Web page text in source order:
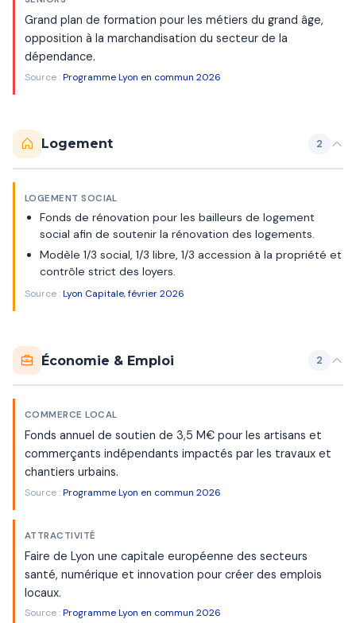
Grand plan de formation pour les métiers du grand âge,
opposition à la marchandisation du secteur de la
dépendance.
Source :Programme Lyon en commun 2026
Logement 2
LOGEMENT SOCIAL
Fonds de rénovation pour les bailleurs de logement
social afin de soutenir la rénovation des logements.
Modèle 1/3 social, 1/3 libre, 1/3 accession à la propriété et
contrôle strict des loyers.
Source :Lyon Capitale, février 2026
Économie & Emploi 2
COMMERCE LOCAL
Fonds annuel de soutien de 3,5 M€ pour les artisans et
commerçants indépendants impactés par les travaux et
chantiers urbains.
Source :Programme Lyon en commun 2026
ATTRACTIVITÉ
Faire de Lyon une capitale européenne des secteurs
santé, numérique et innovation pour créer des emplois
locaux.
Source :Programme Lyon en commun 2026